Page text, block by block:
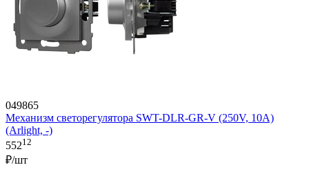
049865
Механизм светорегулятора SWT-DLR-GR-V (250V, 10A)
(Arlight, -)
55212
₽/шт